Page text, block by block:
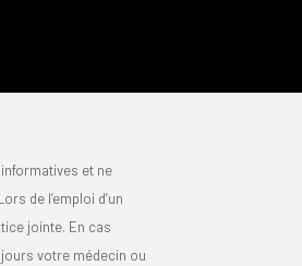
et ne
de l’emploi d’un
jointe. En cas
votre médecin ou